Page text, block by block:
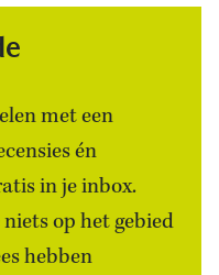
met een
én
in je inbox.
op het gebied
hebben